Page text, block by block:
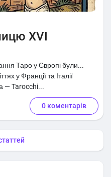
XVI
Таро у Європі були...
у Франції та Італії
— Tarocchi...
0 коментарів